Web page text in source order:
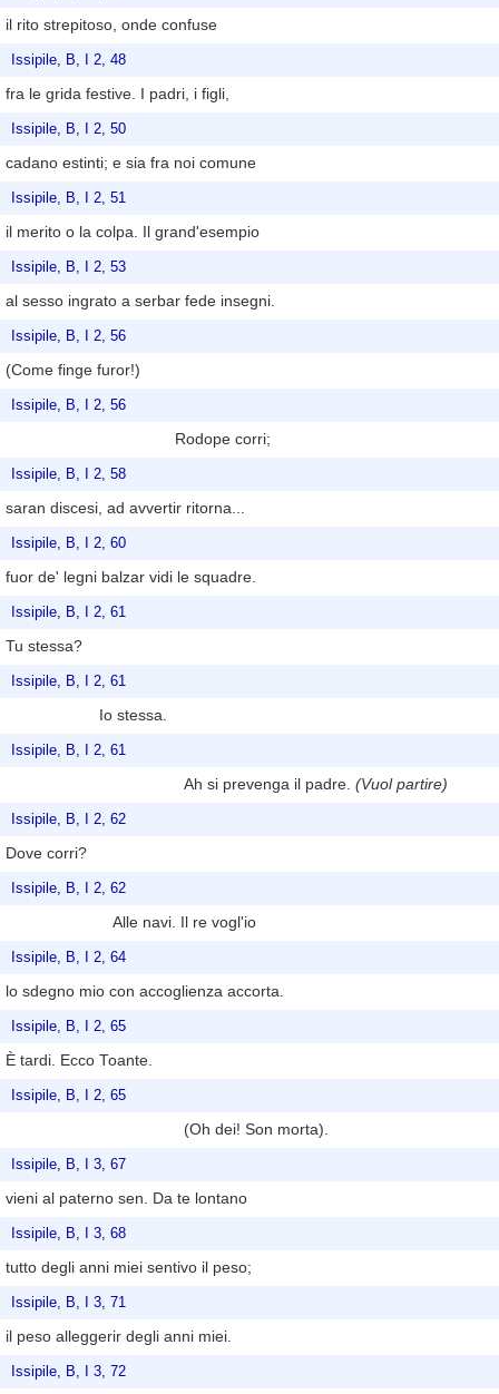
il rito strepitoso, onde confuse
Issipile, B, I 2, 48
fra le grida festive. I padri, i figli,
Issipile, B, I 2, 50
cadano estinti; e sia fra noi comune
Issipile, B, I 2, 51
il merito o la colpa. Il grand'esempio
Issipile, B, I 2, 53
al sesso ingrato a serbar fede insegni.
Issipile, B, I 2, 56
(Come finge furor!)
Issipile, B, I 2, 56
Rodope corri;
Issipile, B, I 2, 58
saran discesi, ad avvertir ritorna...
Issipile, B, I 2, 60
fuor de' legni balzar vidi le squadre.
Issipile, B, I 2, 61
Tu stessa?
Issipile, B, I 2, 61
Io stessa.
Issipile, B, I 2, 61
Ah si prevenga il padre. (Vuol partire)
Issipile, B, I 2, 62
Dove corri?
Issipile, B, I 2, 62
Alle navi. Il re vogl'io
Issipile, B, I 2, 64
lo sdegno mio con accoglienza accorta.
Issipile, B, I 2, 65
È tardi. Ecco Toante.
Issipile, B, I 2, 65
(Oh dei! Son morta).
Issipile, B, I 3, 67
vieni al paterno sen. Da te lontano
Issipile, B, I 3, 68
tutto degli anni miei sentivo il peso;
Issipile, B, I 3, 71
il peso alleggerir degli anni miei.
Issipile, B, I 3, 72